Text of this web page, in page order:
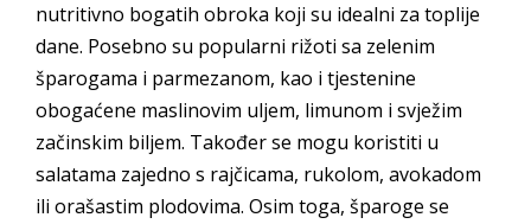
nutritivno bogatih obroka koji su idealni za toplije
dane. Posebno su popularni rižoti sa zelenim
šparogama i parmezanom, kao i tjestenine
obogaćene maslinovim uljem, limunom i svježim
začinskim biljem. Također se mogu koristiti u
salatama zajedno s rajčicama, rukolom, avokadom
ili orašastim plodovima. Osim toga, šparoge se